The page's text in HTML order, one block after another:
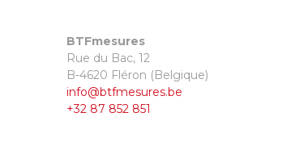
BTFmesures
Rue du Bac, 12
B-4620 Fléron (Belgique)
info@btfmesures.be
+32 87 852 851